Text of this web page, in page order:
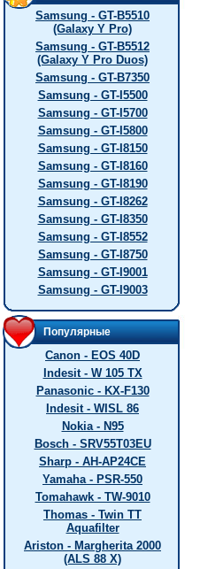
Samsung - GT-B5510
(Galaxy Y Pro)
Samsung - GT-B5512
(Galaxy Y Pro Duos)
Samsung - GT-B7350
Samsung - GT-I5500
Samsung - GT-I5700
Samsung - GT-I5800
Samsung - GT-I8150
Samsung - GT-I8160
Samsung - GT-I8190
Samsung - GT-I8262
Samsung - GT-I8350
Samsung - GT-I8552
Samsung - GT-I8750
Samsung - GT-I9001
Samsung - GT-I9003
Популярные
Canon - EOS 40D
Indesit - W 105 TX
Panasonic - KX-F130
Indesit - WISL 86
Nokia - N95
Bosch - SRV55T03EU
Sharp - AH-AP24CE
Yamaha - PSR-550
Tomahawk - TW-9010
Thomas - Twin TT
Aquafilter
Ariston - Margherita 2000
(ALS 88 X)